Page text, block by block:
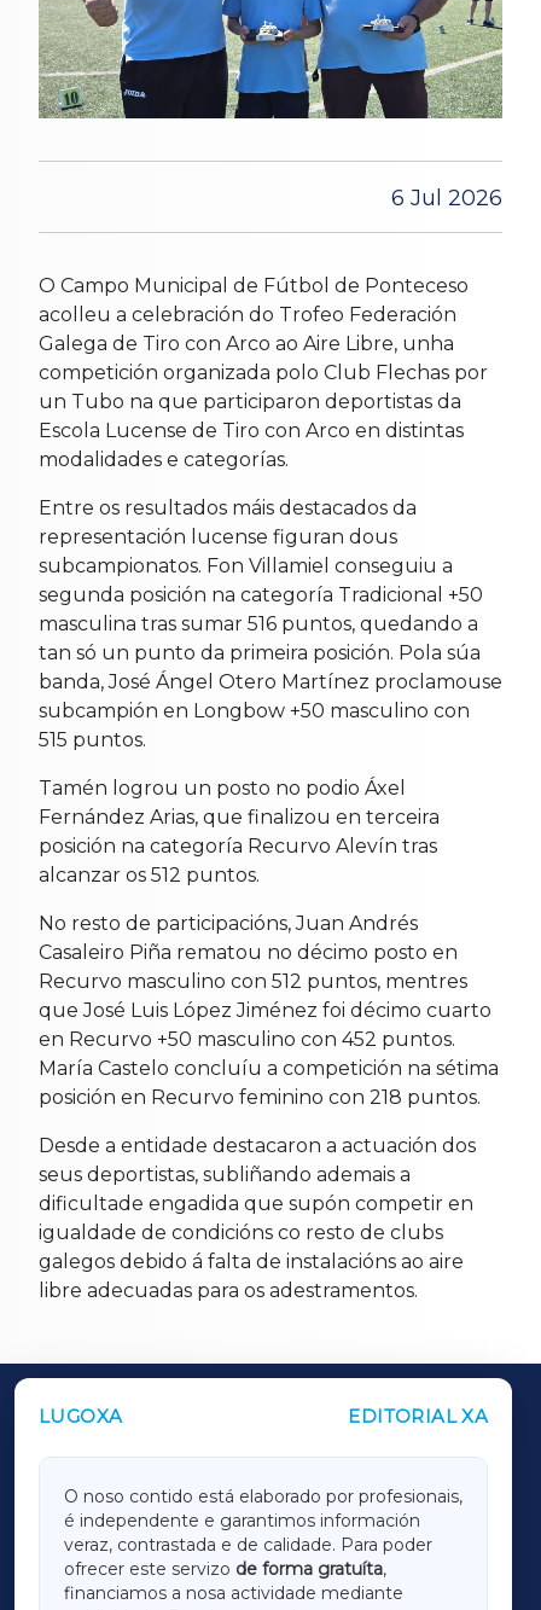
6 Jul 2026
O Campo Municipal de Fútbol de Ponteceso
acolleu a celebración do Trofeo Federación
Galega de Tiro con Arco ao Aire Libre, unha
competición organizada polo Club Flechas por
un Tubo na que participaron deportistas da
Escola Lucense de Tiro con Arco en distintas
modalidades e categorías.
Entre os resultados máis destacados da
representación lucense figuran dous
subcampionatos. Fon Villamiel conseguiu a
segunda posición na categoría Tradicional +50
masculina tras sumar 516 puntos, quedando a
tan só un punto da primeira posición. Pola súa
banda, José Ángel Otero Martínez proclamouse
subcampión en Longbow +50 masculino con
515 puntos.
Tamén logrou un posto no podio Áxel
Fernández Arias, que finalizou en terceira
posición na categoría Recurvo Alevín tras
alcanzar os 512 puntos.
No resto de participacións, Juan Andrés
Casaleiro Piña rematou no décimo posto en
Recurvo masculino con 512 puntos, mentres
que José Luis López Jiménez foi décimo cuarto
en Recurvo +50 masculino con 452 puntos.
María Castelo concluíu a competición na sétima
posición en Recurvo feminino con 218 puntos.
Desde a entidade destacaron a actuación dos
seus deportistas, subliñando ademais a
dificultade engadida que supón competir en
igualdade de condicións co resto de clubs
galegos debido á falta de instalacións ao aire
libre adecuadas para os adestramentos.
LUGOXA EDITORIAL XA
O noso contido está elaborado por profesionais,
é independente e garantimos información
veraz, contrastada e de calidade. Para poder
ofrecer este servizo de forma gratuíta,
financiamos a nosa actividade mediante
OUTROS PERIÓDICOS
LUGOXA
TERRACHAXA